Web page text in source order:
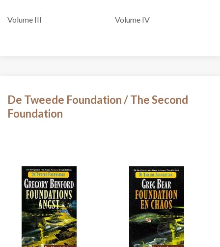
Volume III Volume IV
De Tweede Foundation / The Second
Foundation